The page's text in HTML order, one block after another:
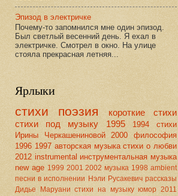
Эпизод в электричке
Почему-то запомнился мне один эпизод.
Был светлый весенний день. Я ехал в
электричке. Смотрел в окно. На улице
стояла прекрасная летняя...
Ярлыки
стихи поэзия
короткие стихи
стихи под музыку
1995 1994
стихи
Ирины Черкашениновой
2000
философия
1996 1997 авторская музыка стихи о любви
2012 instrumental инструментальная музыка
new age 1999 2001 2002 музыка 1998 ambient
песни в исполнении Нэли Русакевич рассказы
Дидье Маруани
стихи на музыку юмор 2011